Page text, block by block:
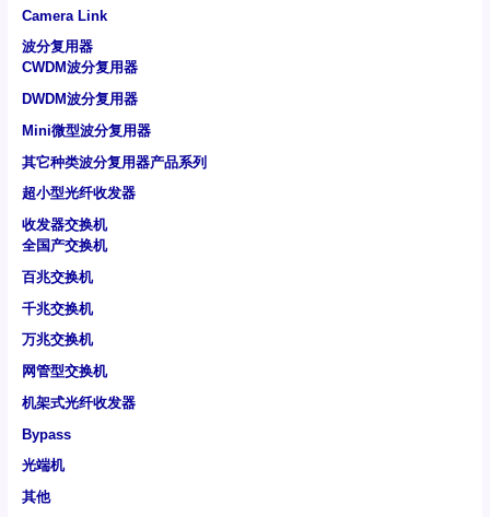
Camera Link
波分复用器
CWDM波分复用器
DWDM波分复用器
Mini微型波分复用器
其它种类波分复用器产品系列
超小型光纤收发器
收发器交换机
全国产交换机
百兆交换机
千兆交换机
万兆交换机
网管型交换机
机架式光纤收发器
Bypass
光端机
其他